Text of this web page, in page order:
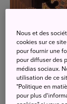
Nous et des
cookies sur ce
pour fournir une
pour diffuser des
médias sociaux.
utilisation de ce
"Politique en
pour plus